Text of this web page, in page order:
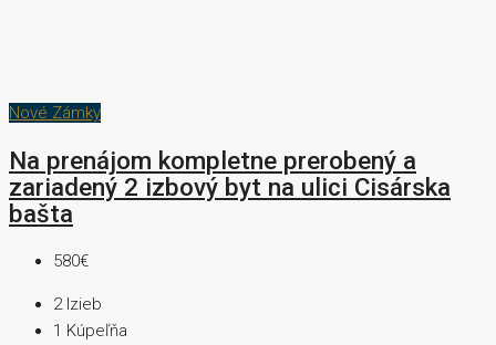
Nové Zámky
Na prenájom kompletne prerobený a
zariadený 2 izbový byt na ulici Cisárska
bašta
580€
2 Izieb
1 Kúpeľňa